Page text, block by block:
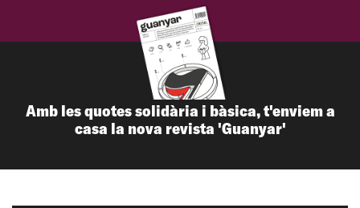
Amb les quotes solidària i bàsica, t'enviem a
casa la nova revista 'Guanyar'